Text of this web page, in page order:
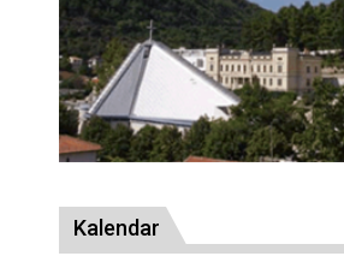
Kalendar